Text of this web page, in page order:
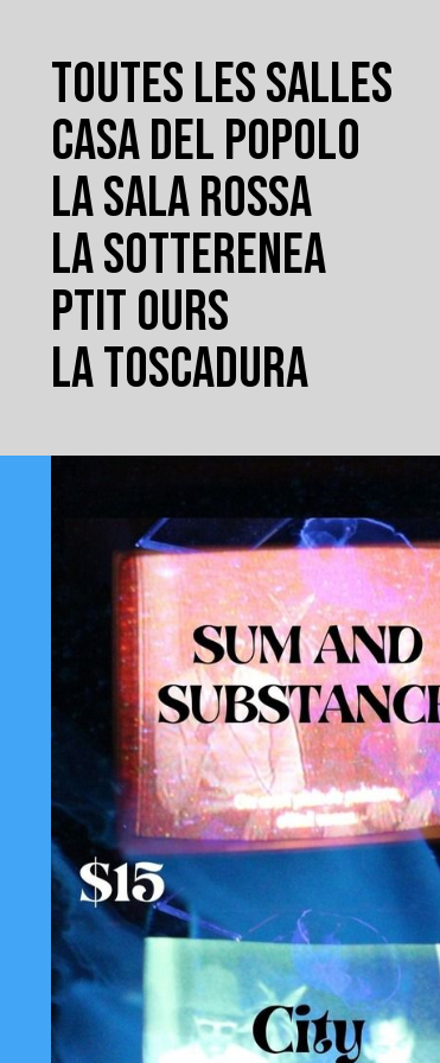
TOUTES LES SALLES
CASA DEL POPOLO
LA SALA ROSSA
LA SOTTERENEA
PTIT OURS
LA TOSCADURA